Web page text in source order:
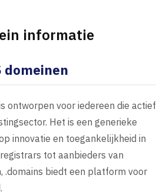
informatie
domeinen
ontworpen voor iedereen die actief
Het is een generieke
innovatie en toegankelijkheid in
tot aanbieders van
.domains biedt een platform voor